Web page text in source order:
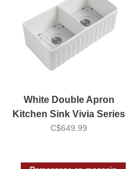
White Double Apron
Kitchen Sink Vivia Series
33''x18''
C$649.99